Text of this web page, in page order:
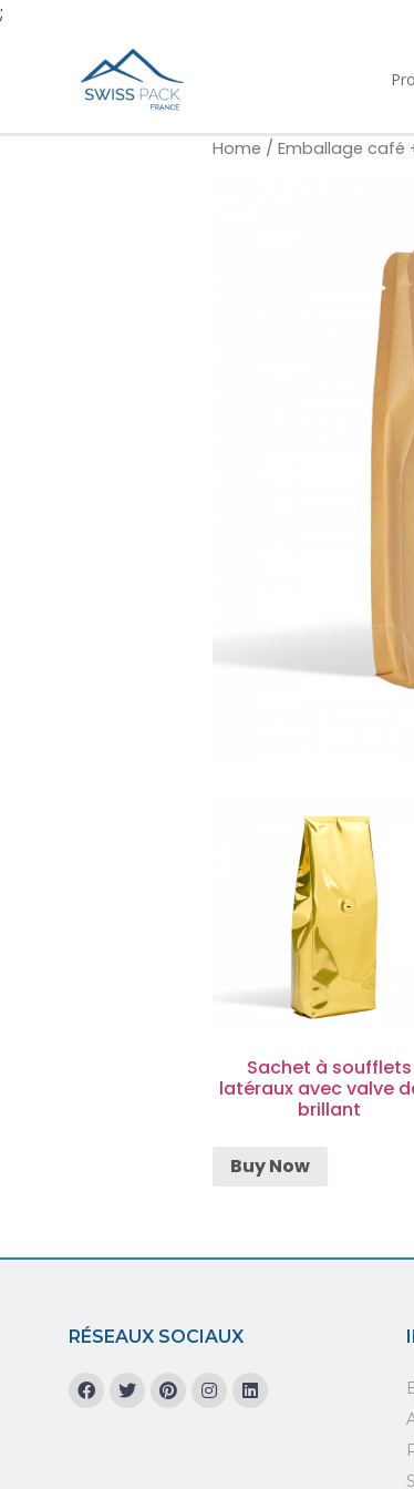
;
Home / Emballage café
Sachet à soufflets
latéraux avec valve
brillant
Buy Now
RÉSEAUX SOCIAUX